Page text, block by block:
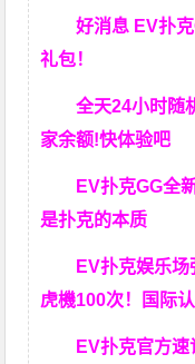
好消息 EV扑
礼包！
全天24小时随
家余额!快体验吧
EV扑克GG全
是扑克的本质
EV扑克娱乐
虎機100次！国际认
EV扑克官方